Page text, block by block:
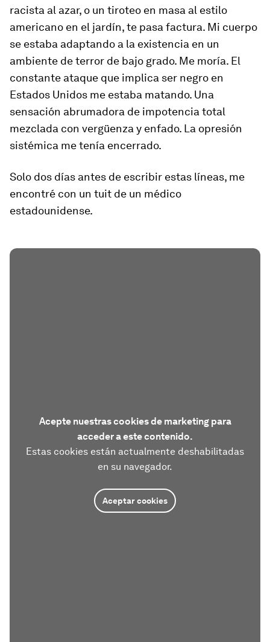
racista al azar, o un tiroteo en masa al estilo
americano en el jardín, te pasa factura. Mi cuerpo
se estaba adaptando a la existencia en un
ambiente de terror de bajo grado. Me moría. El
constante ataque que implica ser negro en
Estados Unidos me estaba matando. Una
sensación abrumadora de impotencia total
mezclada con vergüenza y enfado. La opresión
sistémica me tenía encerrado.
Solo dos días antes de escribir estas líneas, me
encontré con un tuit de un médico
estadounidense.
Acepte nuestras cookies de marketing para
acceder a este contenido.
Estas cookies están actualmente deshabilitadas
en su navegador.
Aceptar cookies